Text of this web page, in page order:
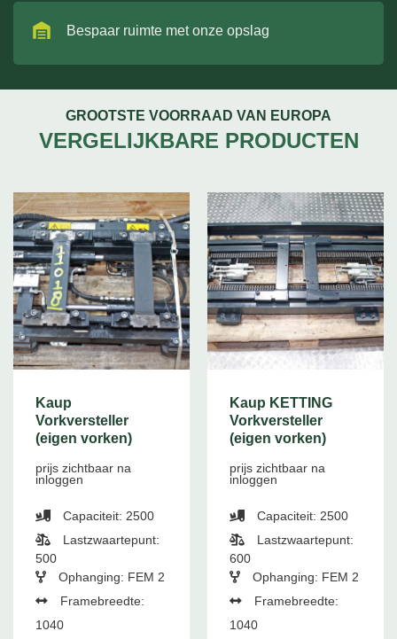
Bespaar ruimte met onze opslag
GROOTSTE VOORRAAD VAN EUROPA
VERGELIJKBARE PRODUCTEN
Kaup
Vorkversteller
(eigen vorken)
prijs zichtbaar na
inloggen
Capaciteit: 2500
Lastzwaartepunt:
500
Ophanging: FEM 2
Framebreedte:
1040
Kaup KETTING
Vorkversteller
(eigen vorken)
prijs zichtbaar na
inloggen
Capaciteit: 2500
Lastzwaartepunt:
600
Ophanging: FEM 2
Framebreedte:
1040